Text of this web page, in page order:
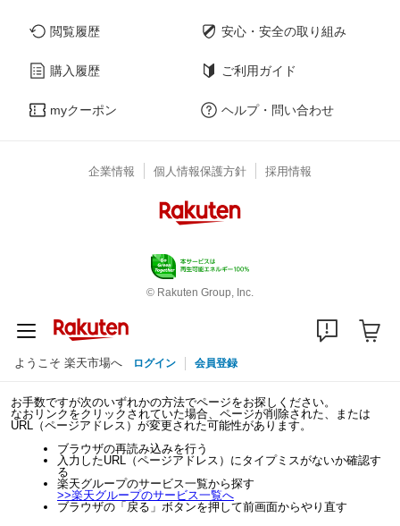
閲覧履歴
購入履歴
myクーポン
安心・安全の取り組み
ご利用ガイド
ヘルプ・問い合わせ
企業情報 個人情報保護方針 採用情報
© Rakuten Group, Inc.
ようこそ 楽天市場へ ログイン 会員登録
お手数ですが次のいずれかの方法でページをお探しください。
なおリンクをクリックされていた場合、ページが削除された、または
URL（ページアドレス）が変更された可能性があります。
ブラウザの再読み込みを行う
入力したURL（ページアドレス）にタイプミスがないか確認す
る
楽天グループのサービス一覧から探す
>>楽天グループのサービス一覧へ
ブラウザの「戻る」ボタンを押して前画面からやり直す